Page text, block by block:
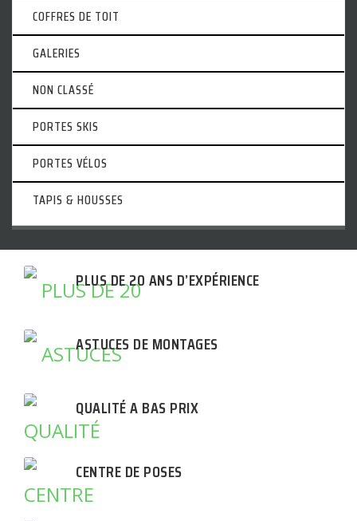
COFFRES DE TOIT
GALERIES
NON CLASSÉ
PORTES SKIS
PORTES VÉLOS
TAPIS & HOUSSES
PLUS DE 20 ANS D’EXPÉRIENCE
ASTUCES DE MONTAGES
QUALITÉ A BAS PRIX
CENTRE DE POSES